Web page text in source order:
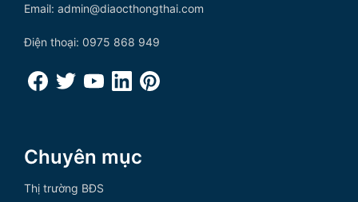
Email: admin@diaocthongthai.com
Điện thoại: 0975 868 949
Chuyên mục
Thị trường BĐS